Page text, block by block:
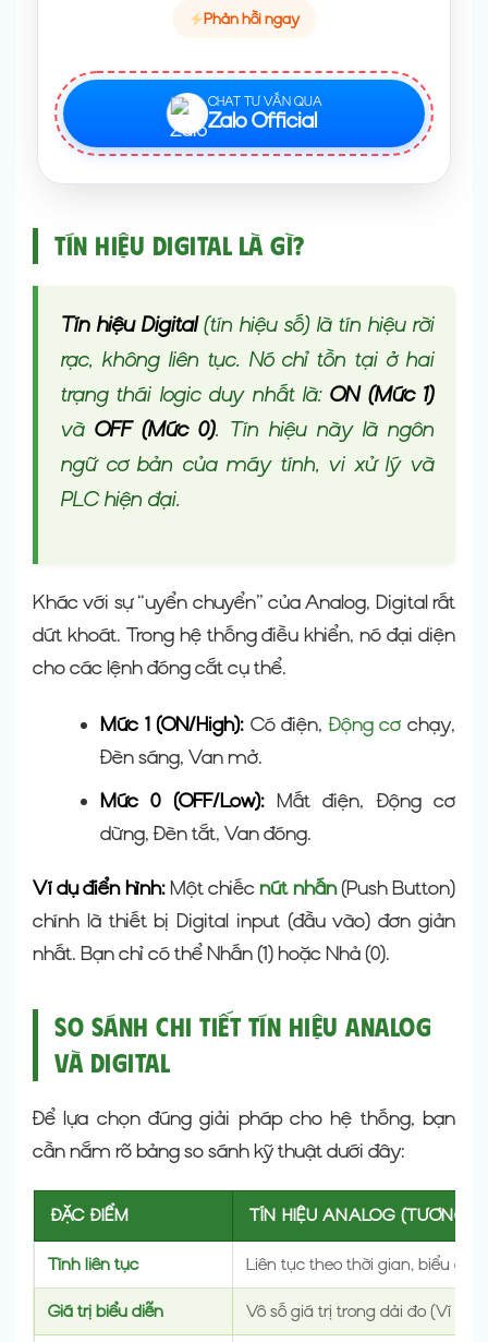
Phản hồi ngay
CHAT TƯ VẤN QUA
Zalo Official
Tín hiệu Digital là gì?
Tín hiệu Digital(tín hiệu số) là tín hiệu rời
rạc, không liên tục. Nó chỉ tồn tại ở hai
trạng thái logic duy nhất là: ON (Mức 1)
và OFF (Mức 0). Tín hiệu này là ngôn
ngữ cơ bản của máy tính, vi xử lý và
PLC hiện đại.
Khác với sự “uyển chuyển” của Analog, Digital rất
dứt khoát. Trong hệ thống điều khiển, nó đại diện
cho các lệnh đóng cắt cụ thể.
Mức 1 (ON/High): Có điện,Động cơ chạy,
Đèn sáng, Van mở.
Mức 0 (OFF/Low):Mất điện, Động cơ
dừng, Đèn tắt, Van đóng.
Ví dụ điển hình:Một chiếcnút nhấn(Push Button)
chính là thiết bị Digital input (đầu vào) đơn giản
nhất. Bạn chỉ có thể Nhấn (1) hoặc Nhả (0).
So sánh chi tiết tín hiệu Analog
và Digital
Để lựa chọn đúng giải pháp cho hệ thống, bạn
cần nắm rõ bảng so sánh kỹ thuật dưới đây:
ĐẶC ĐIỂM TÍN HIỆU ANALOG (TƯƠNG
Tính liên tục Liên tục theo thời gian, biểu
Giá trị biểu diễn Vô số giá trị trong dải đo (Ví dụ: